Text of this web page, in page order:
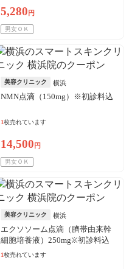
5,280 円
男女ＯＫ
美容クリニック 横浜
NMN点滴（150mg）※初診料込
1枚売れています
14,500 円
男女ＯＫ
美容クリニック 横浜
エクソソーム点滴（臍帯由来幹
細胞培養液）250mg※初診料込
1枚売れています